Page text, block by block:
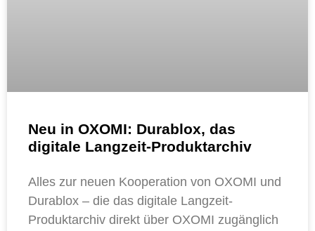
Neu in OXOMI: Durablox, das
digitale Langzeit-Produktarchiv
Alles zur neuen Kooperation von OXOMI und
Durablox – die das digitale Langzeit-
Produktarchiv direkt über OXOMI zugänglich